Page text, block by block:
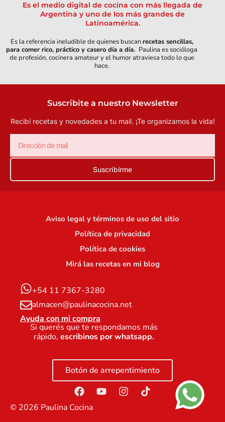
Es el medio digital de cocina con más llegada de
Argentina y uno de los más grandes de
Latinoamérica.
Es la referencia ineludible de quienes buscanrecetas sencillas,
para comer rico, práctico y casero día a día. Paulina es socióloga
de profesión, cocinera amateur y el humor atraviesa todo lo que
hace.
Suscribite a nuestro Newsletter
Recibí recetas y novedades a tu mail. ¡Te organizamos la vida!
Suscribirme
Aviso legal y términos de uso del sitio
Política de privacidad
Política de cookies
Mirá las recetas en mi blog
+54 11 7367-3280
almacen@paulinacocina.net
Ayuda con mi compra
Si querés que te respondamos más
rápido,escribinos por whatsapp.
Botón de arrepentimiento
© 2026 Paulina Cocina